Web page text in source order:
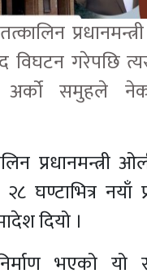
गरेपछि
अर्को समुहले
घण्टाभित्र नयाँ
दियो ।
भएको